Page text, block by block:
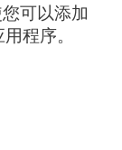
可以添加
程序。